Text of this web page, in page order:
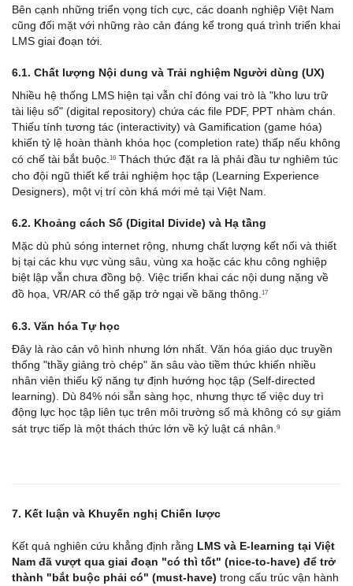
Bên cạnh những triển vọng tích cực, các doanh nghiệp Việt Nam
cũng đối mặt với những rào cản đáng kể trong quá trình triển khai
LMS giai đoạn tới.
6.1. Chất lượng Nội dung và Trải nghiệm Người dùng (UX)
Nhiều hệ thống LMS hiện tại vẫn chỉ đóng vai trò là "kho lưu trữ
tài liệu số" (digital repository) chứa các file PDF, PPT nhàm chán.
Thiếu tính tương tác (interactivity) và Gamification (game hóa)
khiến tỷ lệ hoàn thành khóa học (completion rate) thấp nếu không
có chế tài bắt buộc. 16 Thách thức đặt ra là phải đầu tư nghiêm túc
cho đội ngũ thiết kế trải nghiệm học tập (Learning Experience
Designers), một vị trí còn khá mới mẻ tại Việt Nam.
6.2. Khoảng cách Số (Digital Divide) và Hạ tầng
Mặc dù phủ sóng internet rộng, nhưng chất lượng kết nối và thiết
bị tại các khu vực vùng sâu, vùng xa hoặc các khu công nghiệp
biệt lập vẫn chưa đồng bộ. Việc triển khai các nội dung nặng về
đồ họa, VR/AR có thể gặp trở ngại về băng thông. 17
6.3. Văn hóa Tự học
Đây là rào cản vô hình nhưng lớn nhất. Văn hóa giáo dục truyền
thống "thầy giảng trò chép" ăn sâu vào tiềm thức khiến nhiều
nhân viên thiếu kỹ năng tự định hướng học tập (Self-directed
learning). Dù 84% nói sẵn sàng học, nhưng thực tế việc duy trì
động lực học tập liên tục trên môi trường số mà không có sự giám
sát trực tiếp là một thách thức lớn về kỷ luật cá nhân. 9
7. Kết luận và Khuyến nghị Chiến lược
Kết quả nghiên cứu khẳng định rằng LMS và E-learning tại Việt
Nam đã vượt qua giai đoạn "có thì tốt" (nice-to-have) để trở
thành "bắt buộc phải có" (must-have) trong cấu trúc vận hành